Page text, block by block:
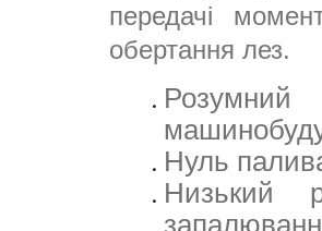
передачі
обертання лез.
Нуль
Низький